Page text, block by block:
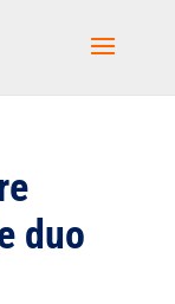
duo